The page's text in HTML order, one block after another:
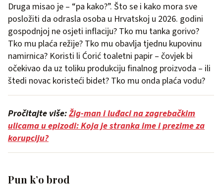
Druga misao je – “pa kako?”. Što se i kako mora sve
posložiti da odrasla osoba u Hrvatskoj u 2026. godini
gospodnjoj ne osjeti inflaciju? Tko mu tanka gorivo?
Tko mu plaća režije? Tko mu obavlja tjednu kupovinu
namirnica? Koristi li Ćorić toaletni papir – čovjek bi
očekivao da uz toliku produkciju finalnog proizvoda – ili
štedi novac koristeći bidet? Tko mu onda plaća vodu?
Pročitajte više:Žig-man i luđaci na zagrebačkim
ulicama u epizodi: Koja je stranka ime i prezime za
korupciju?
Pun k’o brod